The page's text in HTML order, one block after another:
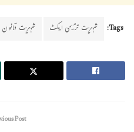
Tags: شہریت ترمیمی ایکٹ شہریت قانون
Post